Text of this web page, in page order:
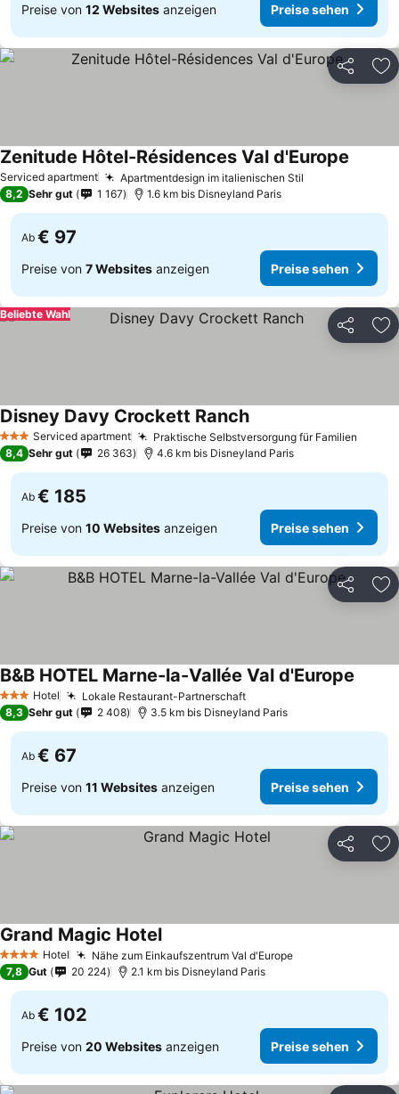
Preise von 12 Websites anzeigen Preise sehen
Teilen
Serviced apartment Apartmentdesign im italienischen Stil
Zenitude Hôtel-Résidences Val d'Europe
8,2 Sehr gut 1 167 1.6 km bis Disneyland Paris
Ab € 97
Preise von 7 Websites anzeigen Preise sehen
Teilen
Beliebte Wahl
3 SterneServiced apartment Praktische Selbstversorgung für Familien
Disney Davy Crockett Ranch
8,4 Sehr gut 26 363 4.6 km bis Disneyland Paris
Ab € 185
Preise von 10 Websites anzeigen Preise sehen
Teilen
3 SterneHotel Lokale Restaurant-Partnerschaft
B&B HOTEL Marne-la-Vallée Val d'Europe
8,3 Sehr gut 2 408 3.5 km bis Disneyland Paris
Ab € 67
Preise von 11 Websites anzeigen Preise sehen
Teilen
4 Sterne Hotel Nähe zum Einkaufszentrum Val d'Europe
Grand Magic Hotel
7,8 Gut 20 224 2.1 km bis Disneyland Paris
Ab € 102
Preise von 20 Websites anzeigen Preise sehen